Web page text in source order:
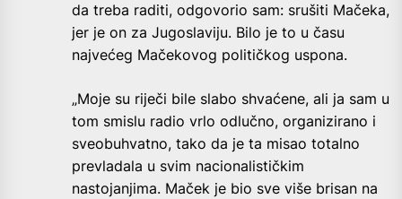
da treba raditi, odgovorio sam: srušiti Mačeka,
jer je on za Jugoslaviju. Bilo je to u času
najvećeg Mačekovog političkog uspona.
„Moje su riječi bile slabo shvaćene, ali ja sam u
tom smislu radio vrlo odlučno, organizirano i
sveobuhvatno, tako da je ta misao totalno
prevladala u svim nacionalističkim
nastojanjima. Maček je bio sve više brisan na